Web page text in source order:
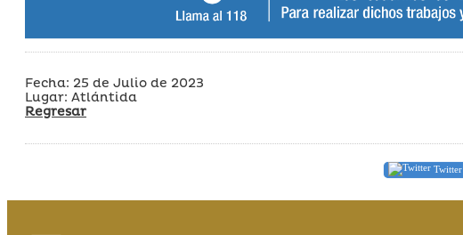
Fecha: 25 de Julio de 2023
Lugar: Atlántida
Regresar
Twitter